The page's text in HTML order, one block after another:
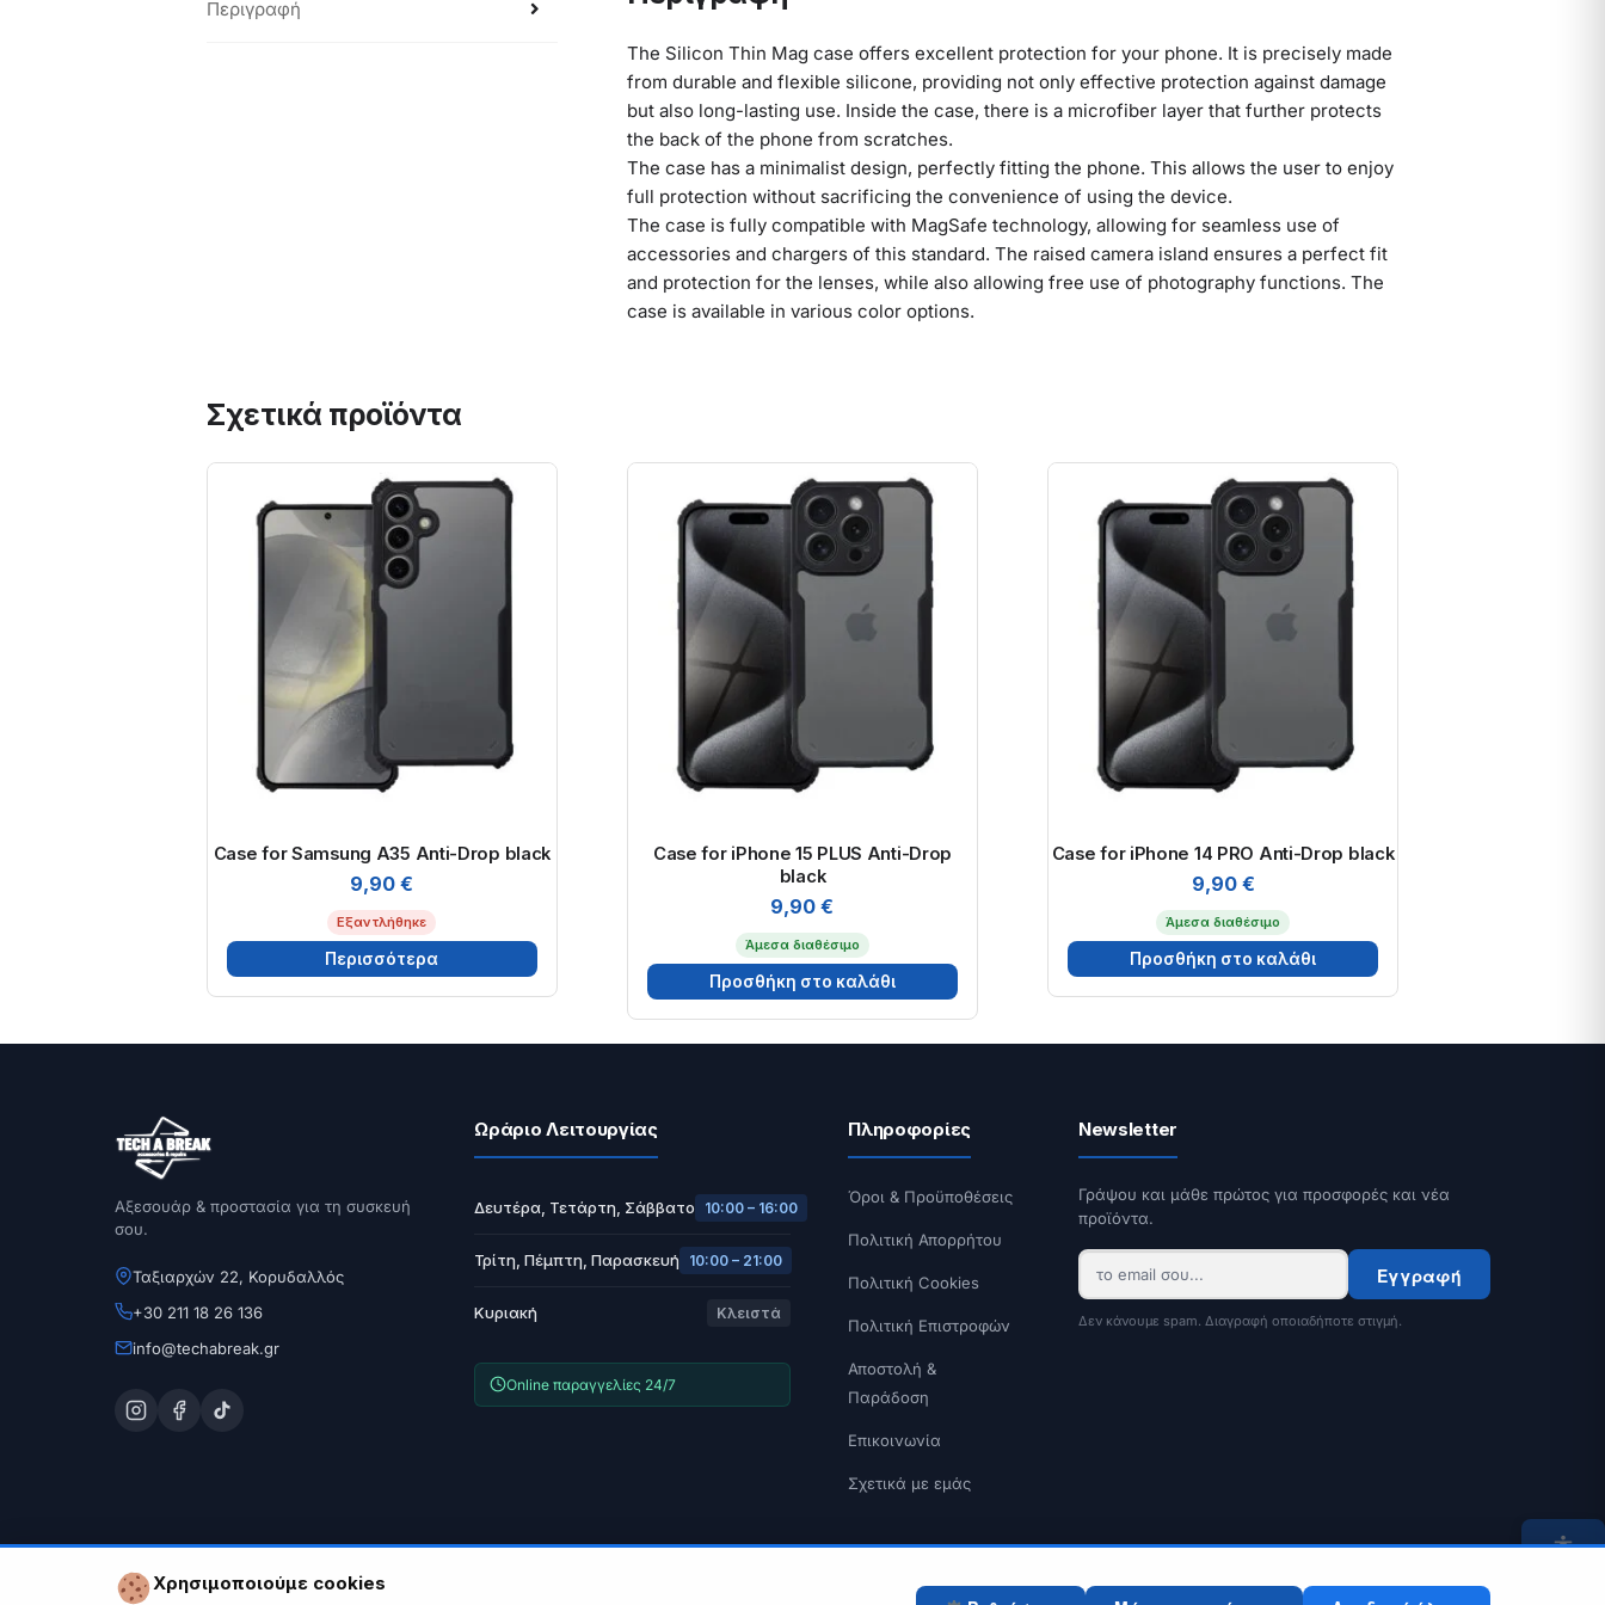
Περιγραφή
The Silicon Thin Mag case offers excellent protection for your phone. It is precisely made
from durable and flexible silicone, providing not only effective protection against damage
but also long-lasting use. Inside the case, there is a microfiber layer that further protects
the back of the phone from scratches.
The case has a minimalist design, perfectly fitting the phone. This allows the user to enjoy
full protection without sacrificing the convenience of using the device.
The case is fully compatible with MagSafe technology, allowing for seamless use of
accessories and chargers of this standard. The raised camera island ensures a perfect fit
and protection for the lenses, while also allowing free use of photography functions. The
case is available in various color options.
Σχετικά προϊόντα
Case for Samsung A35 Anti-Drop black
9,90€
Εξαντλήθηκε
Περισσότερα
Case for iPhone 15 PLUS Anti-Drop
black
9,90€
Άμεσα διαθέσιμο
Προσθήκη στο καλάθι
Case for iPhone 14 PRO Anti-Drop black
9,90 €
Άμεσα διαθέσιμο
Προσθήκη στο καλάθι
Αξεσουάρ & προστασία για τη συσκευή
σου.
Ταξιαρχών 22, Κορυδαλλός
+30 211 18 26 136
info@techabreak.gr
Ωράριο Λειτουργίας
Δευτέρα, Τετάρτη, Σάββατο 10:00 – 16:00
Τρίτη, Πέμπτη, Παρασκευή 10:00 – 21:00
Κυριακή Κλειστά
Online παραγγελίες 24/7
Πληροφορίες
Όροι & Προϋποθέσεις
Πολιτική Απορρήτου
Πολιτική Cookies
Πολιτική Επιστροφών
Αποστολή &
Παράδοση
Επικοινωνία
Σχετικά με εμάς
Newsletter
Γράψου και μάθε πρώτος για προσφορές και νέα
προϊόντα.
Εγγραφή
Δεν κάνουμε spam. Διαγραφή οποιαδήποτε στιγμή.
© 2026 Tech A Break — Built with WooCommerce.
Χρησιμοποιούμε cookies